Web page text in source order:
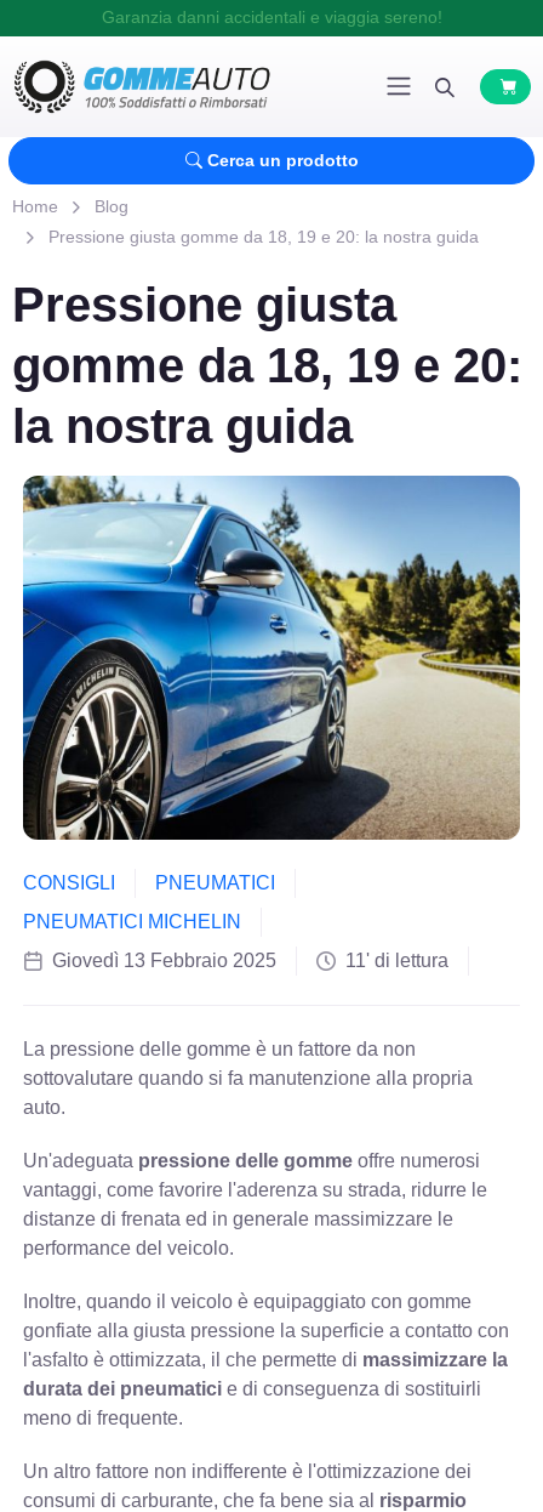
Garanzia danni accidentali e viaggia sereno!
Cerca un prodotto
Home
Blog
Pressione giusta gomme da 18, 19 e 20: la nostra guida
Pressione giusta
gomme da 18, 19 e 20:
la nostra guida
CONSIGLI
PNEUMATICI
PNEUMATICI MICHELIN
Giovedì 13 Febbraio 2025
11' di lettura
La pressione delle gomme è un fattore da non
sottovalutare quando si fa manutenzione alla propria
auto.
Un'adeguata pressione delle gomme offre numerosi
vantaggi, come favorire l'aderenza su strada, ridurre le
distanze di frenata ed in generale massimizzare le
performance del veicolo.
Inoltre, quando il veicolo è equipaggiato con gomme
gonfiate alla giusta pressione la superficie a contatto con
l'asfalto è ottimizzata, il che permette di massimizzare la
durata dei pneumatici e di conseguenza di sostituirli
meno di frequente.
Un altro fattore non indifferente è l'ottimizzazione dei
consumi di carburante, che fa bene sia al risparmio